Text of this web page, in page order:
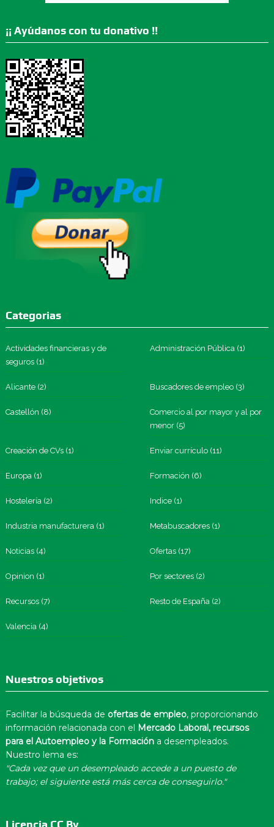
¡¡ Ayúdanos con tu donativo !!
Categorias
Actividades financieras y de
seguros(1)
Administración Pública (1)
Alicante(2) Buscadores de empleo (3)
Castellón (8)
Comercio al por mayor y al por
menor (5)
Creación de CVs(1) Enviar currículo (11)
Europa (1) Formación (6)
Hostelería (2) Indice (1)
Industria manufacturera (1) Metabuscadores (1)
Noticias(4) Ofertas (17)
Opinion (1) Por sectores (2)
Recursos(7) Resto de España (2)
Valencia (4)
Nuestros objetivos
Facilitar la búsqueda de ofertas de empleo, proporcionando
información relacionada con el Mercado Laboral, recursos
para el Autoempleo y la Formacióna desempleados.
Nuestro lema es:
"Cada vez que un desempleado accede a un puesto de
trabajo; el siguiente está más cerca de conseguirlo."
Licencia CC By